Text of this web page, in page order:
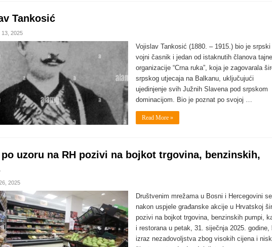
Tankosić
13, 2025
Vojislav Tankosić (1880. – 1915.) bio je srpski
vojni časnik i jedan od istaknutih članova tajne
organizacije “Crna ruka”, koja je zagovarala
srpskog utjecaja na Balkanu, uključujući
ujedinjenje svih Južnih Slavena pod srpskom
dominacijom. Bio je poznat po svojoj …
Read More »
po uzoru na RH pozivi na bojkot trgovina, benzinskih,
2025
Društvenim mrežama u Bosni i Hercegovini se
nakon uspjele građanske akcije u Hrvatskoj
pozivi na bojkot trgovina, benzinskih pumpi,
i restorana u petak, 31. siječnja 2025. godine,
izraz nezadovoljstva zbog visokih cijena i